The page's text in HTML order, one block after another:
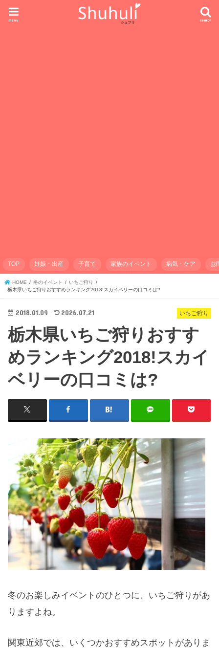
search
menu
TOP 妊娠・出産 子育て 家族のイベント 病気・ケア お
HOME 冬のイベント
いちご狩り
栃木県いちご狩りおすすめランキング2018!スカイベリーの口コミは?
いちご狩り
2018.01.09 2026.07.21
栃木県いちご狩りおすす
めランキング2018!スカイ
ベリーの口コミは?
冬のお楽しみイベントのひとつに、いちご狩りがあ
りますよね。
関東近郊では、いくつかおすすめスポットがありま